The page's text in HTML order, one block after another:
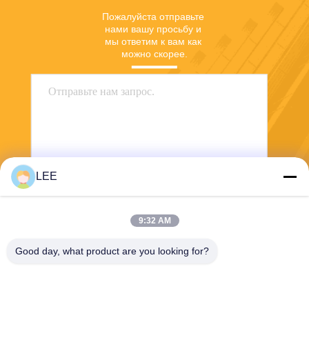
Пожалуйста отправьте
нами вашу просьбу и
мы ответим к вам как
можно скорее.
LEE
9:32 AM
Good day, what product are you looking for?